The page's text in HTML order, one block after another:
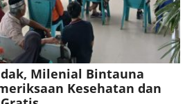
Milenial Bintauna
Kesehatan dan